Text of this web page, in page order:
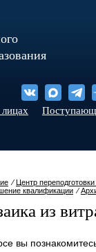
⁄Центр
квалификации ⁄
из
вы